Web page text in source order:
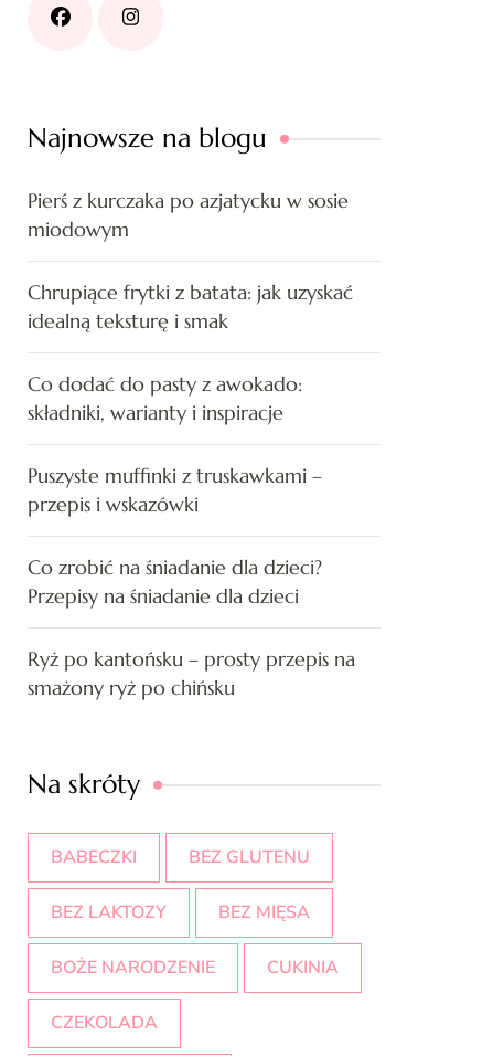
Najnowsze na blogu
Pierś z kurczaka po azjatycku w sosie
miodowym
Chrupiące frytki z batata: jak uzyskać
idealną teksturę i smak
Co dodać do pasty z awokado:
składniki, warianty i inspiracje
Puszyste muffinki z truskawkami –
przepis i wskazówki
Co zrobić na śniadanie dla dzieci?
Przepisy na śniadanie dla dzieci
Ryż po kantońsku – prosty przepis na
smażony ryż po chińsku
Na skróty
BABECZKI BEZ GLUTENU
BEZ LAKTOZY BEZ MIĘSA
BOŻE NARODZENIE CUKINIA
CZEKOLADA